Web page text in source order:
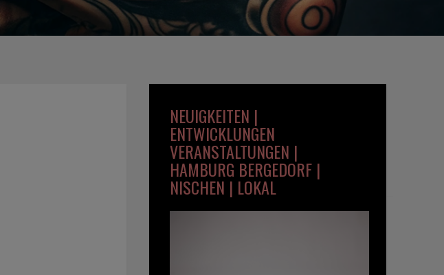
NEUIGKEITEN |
ENTWICKLUNGEN
VERANSTALTUNGEN |
HAMBURG BERGEDORF |
NISCHEN | LOKAL